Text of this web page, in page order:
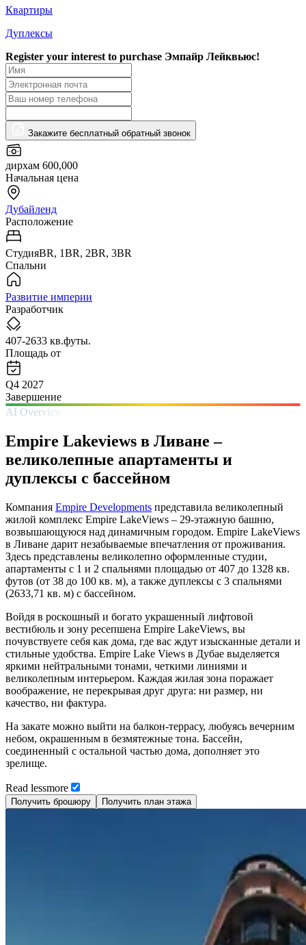
Квартиры
Дуплексы
Register your interest to purchase Эмпайр Лейквьюс!
Закажите бесплатный обратный звонок
дирхам 600,000
Начальная цена
Дубайленд
Расположение
СтудияBR, 1BR, 2BR, 3BR
Спальни
Развитие империи
Разработчик
407-2633 кв.футы.
Площадь от
Q4 2027
Завершение
AI Overview
Empire Lakeviews в Ливане –
великолепные апартаменты и
дуплексы с бассейном
Компания Empire Developments представила великолепный
жилой комплекс Empire LakeViews – 29-этажную башню,
возвышающуюся над динамичным городом. Empire LakeViews
в Ливане дарит незабываемые впечатления от проживания.
Здесь представлены великолепно оформленные студии,
апартаменты с 1 и 2 спальнями площадью от 407 до 1328 кв.
футов (от 38 до 100 кв. м), а также дуплексы с 3 спальнями
(2633,71 кв. м) с бассейном.
Войдя в роскошный и богато украшенный лифтовой
вестибюль и зону ресепшена Empire LakeViews, вы
почувствуете себя как дома, где вас ждут изысканные детали и
стильные удобства. Empire Lake Views в Дубае выделяется
яркими нейтральными тонами, четкими линиями и
великолепным интерьером. Каждая жилая зона поражает
воображение, не перекрывая друг друга: ни размер, ни
качество, ни фактура.
На закате можно выйти на балкон-террасу, любуясь вечерним
небом, окрашенным в безмятежные тона. Бассейн,
соединенный с остальной частью дома, дополняет это
зрелище.
Read lessmore
Получить брошюру Получить план этажа